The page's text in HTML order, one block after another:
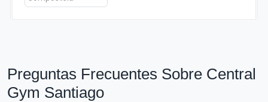
Preguntas Frecuentes Sobre Central
Gym Santiago